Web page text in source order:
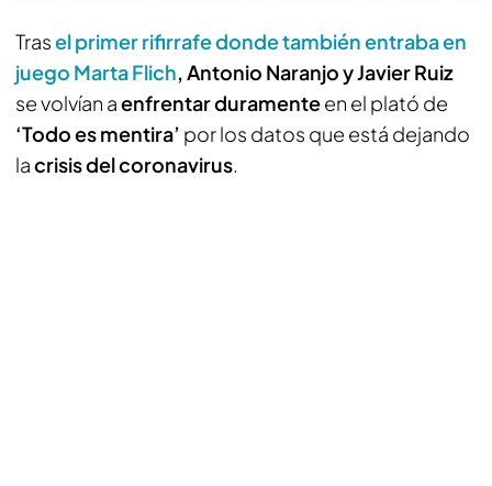
Trasel primer rifirrafe donde también entraba en
juego Marta Flich, Antonio Naranjo y Javier Ruiz
se volvían aenfrentar duramenteen el plató de
‘Todo es mentira’ por los datos que está dejando
lacrisis del coronavirus.